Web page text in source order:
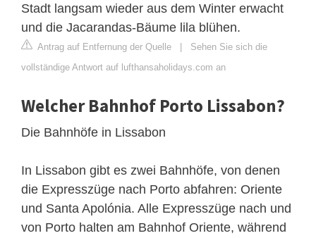
Stadt langsam wieder aus dem Winter erwacht
und die Jacarandas-Bäume lila blühen.
Antrag auf Entfernung der Quelle | Sehen Sie sich die
vollständige Antwort auf lufthansaholidays.com an
Welcher Bahnhof Porto Lissabon?
Die Bahnhöfe in Lissabon
In Lissabon gibt es zwei Bahnhöfe, von denen
die Expresszüge nach Porto abfahren: Oriente
und Santa Apolónia. Alle Expresszüge nach und
von Porto halten am Bahnhof Oriente, während